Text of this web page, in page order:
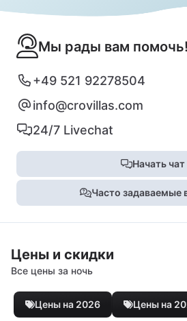
Мы рады вам помочь!
+49 521 92278504
info@crovillas.com
24/7 Livechat
Начать чат
Часто задаваемые
Цены и скидки
Все цены за ночь
Цены на 2026 Цены на